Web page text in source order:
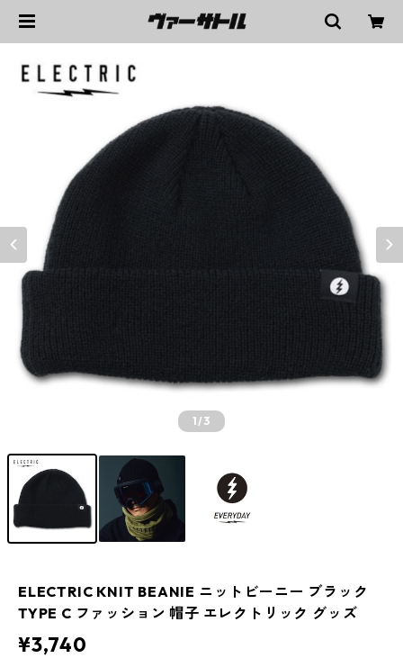
1/3
ELECTRIC KNIT BEANIE ニットビーニー ブラック
TYPE C ファッション 帽子 エレクトリック グッズ
¥3,740